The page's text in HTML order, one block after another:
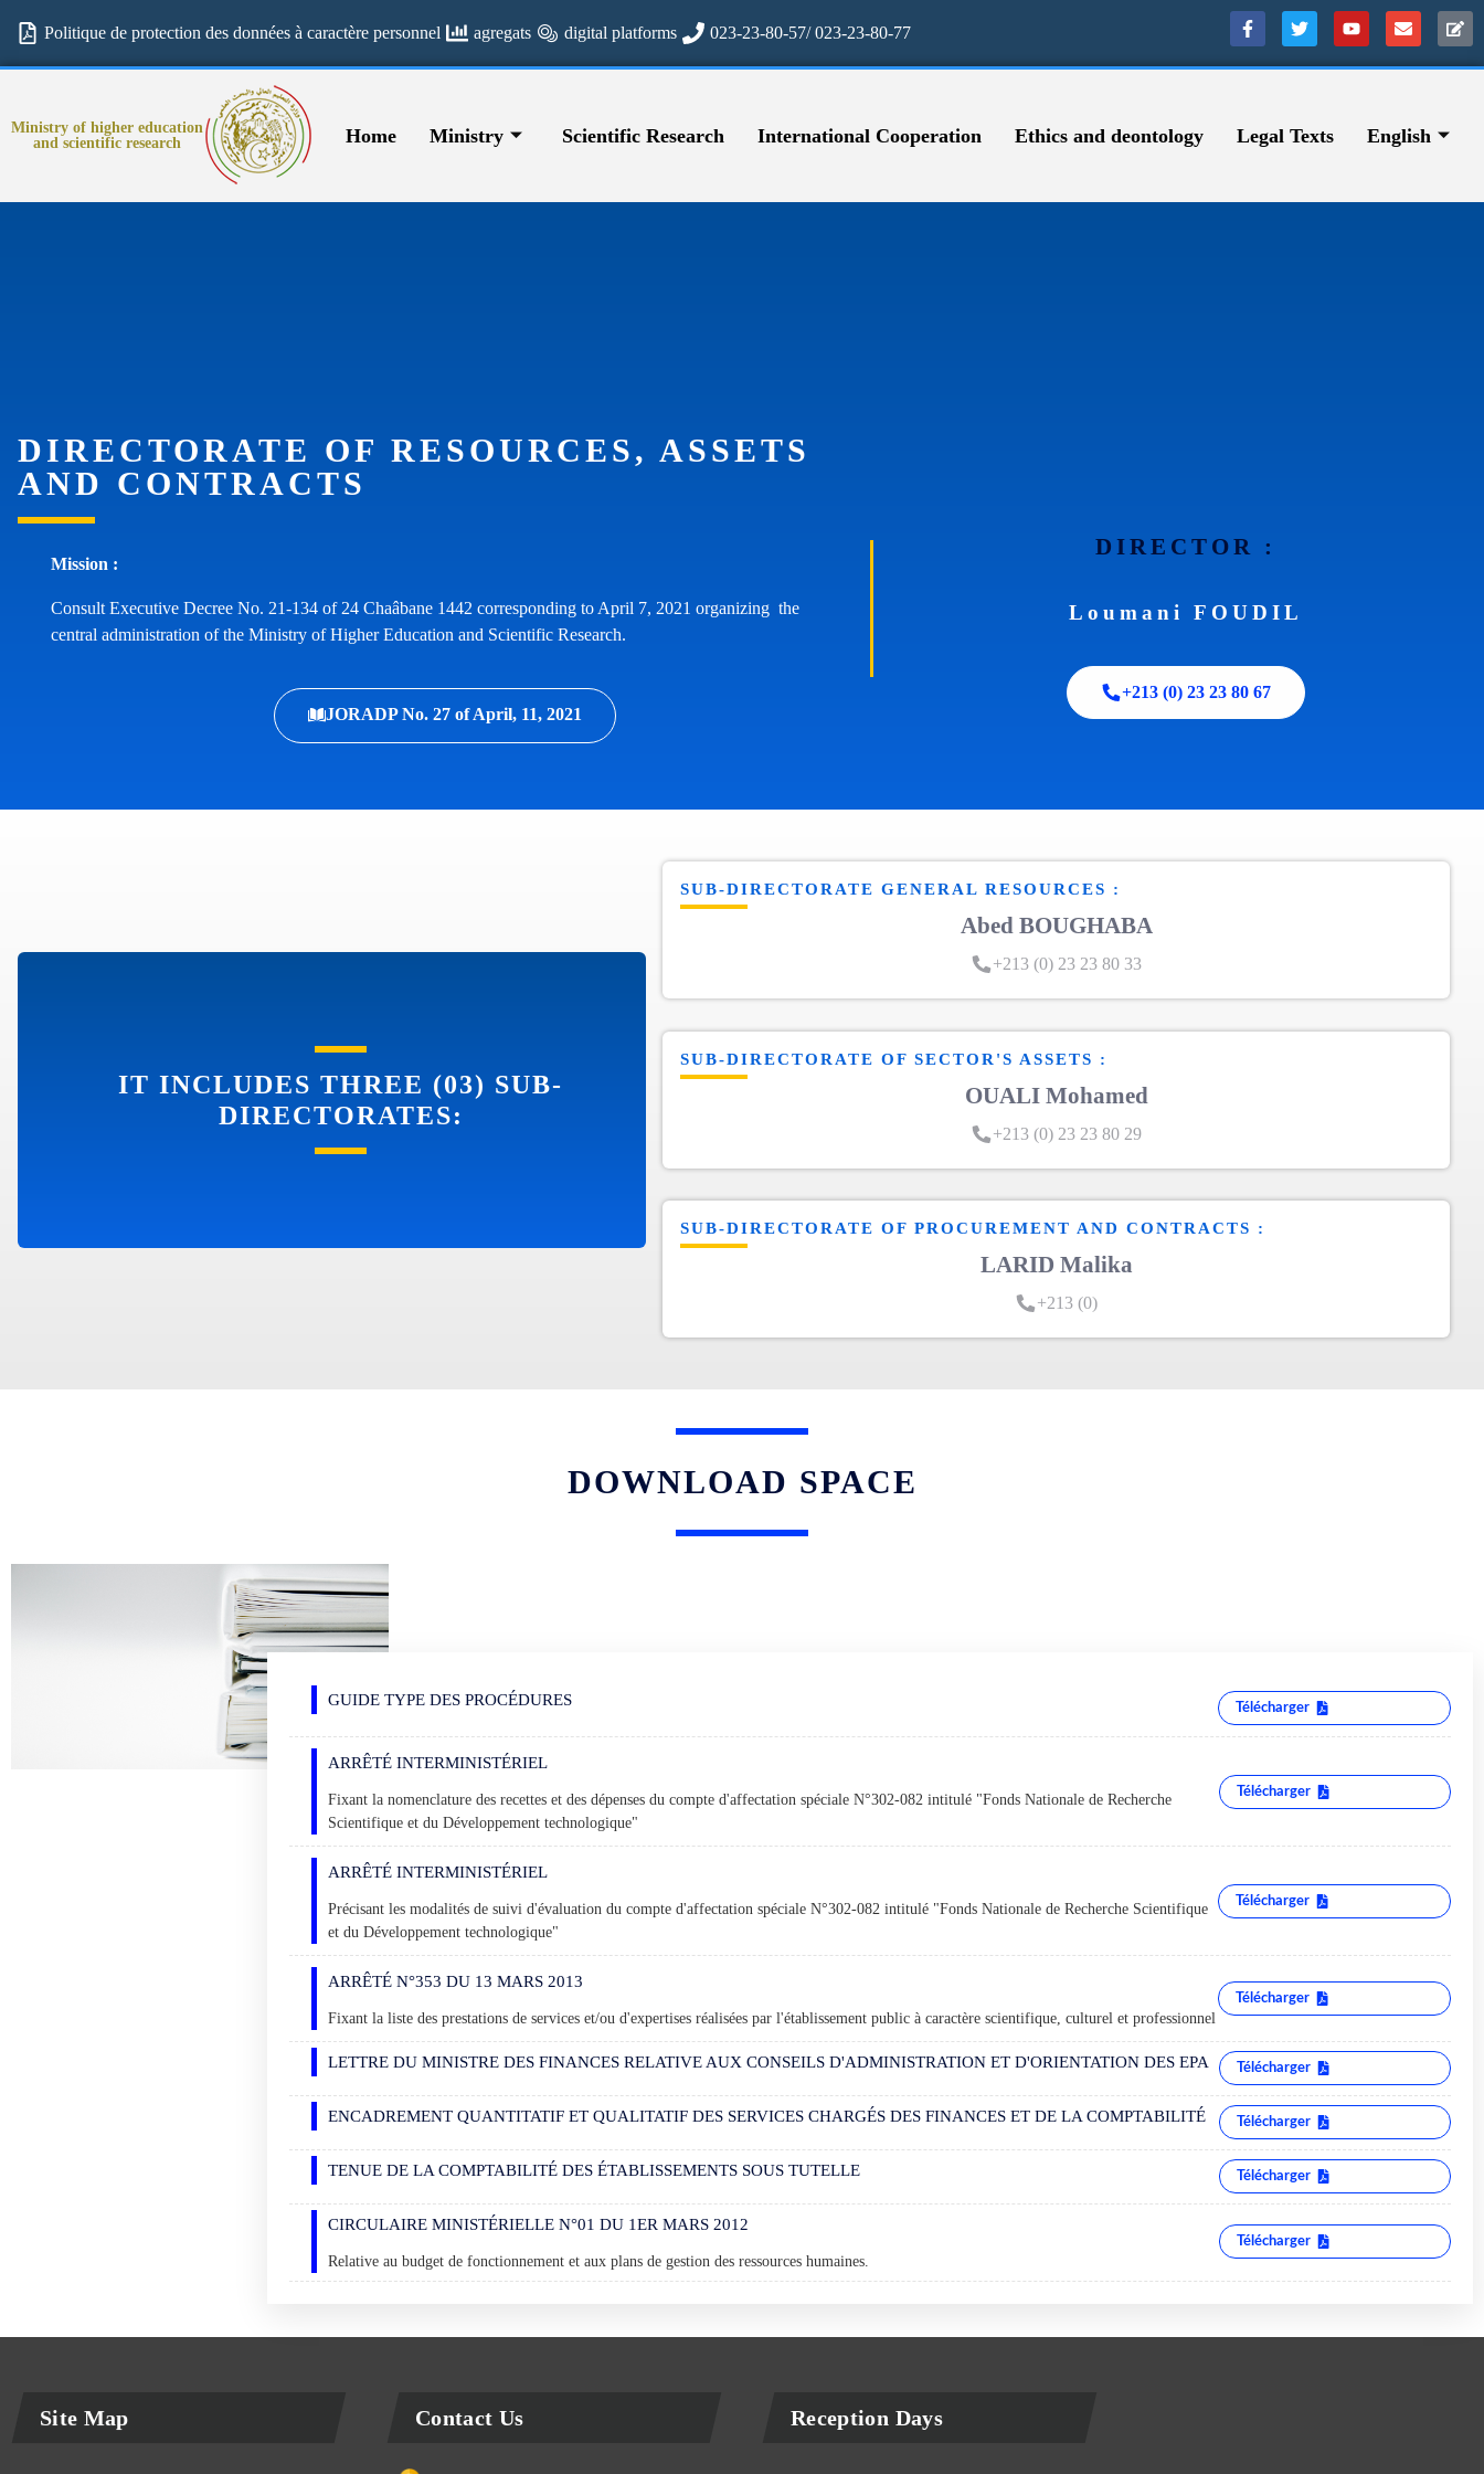
Politique de protection des données à caractère personnel agregats digital platforms 023-23-80-57/ 023-23-80-77
Ministry of higher education
and scientific research
Home Ministry Scientific Research International Cooperation Ethics and deontology Legal Texts English
DIRECTORATE OF RESOURCES, ASSETS
AND CONTRACTS
Mission :
Consult Executive Decree No. 21-134 of 24 Chaâbane 1442 corresponding to April 7, 2021 organizing the
central administration of the Ministry of Higher Education and Scientific Research.
JORADP No. 27 of April, 11, 2021
DIRECTOR :
Loumani FOUDIL
+213 (0) 23 23 80 67
IT INCLUDES THREE (03) SUB-
DIRECTORATES:
SUB-DIRECTORATE GENERAL RESOURCES :
Abed BOUGHABA
+213 (0) 23 23 80 33
SUB-DIRECTORATE OF SECTOR'S ASSETS :
OUALI Mohamed
+213 (0) 23 23 80 29
SUB-DIRECTORATE OF PROCUREMENT AND CONTRACTS :
LARID Malika
+213 (0)
DOWNLOAD SPACE
GUIDE TYPE DES PROCÉDURES Télécharger
ARRÊTÉ INTERMINISTÉRIEL
Fixant la nomenclature des recettes et des dépenses du compte d'affectation spéciale N°302-082 intitulé "Fonds Nationale de Recherche
Scientifique et du Développement technologique"
Télécharger
ARRÊTÉ INTERMINISTÉRIEL
Précisant les modalités de suivi d'évaluation du compte d'affectation spéciale N°302-082 intitulé "Fonds Nationale de Recherche Scientifique
et du Développement technologique"
Télécharger
ARRÊTÉ N°353 DU 13 MARS 2013
Fixant la liste des prestations de services et/ou d'expertises réalisées par l'établissement public à caractère scientifique, culturel et professionnel
Télécharger
LETTRE DU MINISTRE DES FINANCES RELATIVE AUX CONSEILS D'ADMINISTRATION ET D'ORIENTATION DES EPA Télécharger
ENCADREMENT QUANTITATIF ET QUALITATIF DES SERVICES CHARGÉS DES FINANCES ET DE LA COMPTABILITÉ Télécharger
TENUE DE LA COMPTABILITÉ DES ÉTABLISSEMENTS SOUS TUTELLE Télécharger
CIRCULAIRE MINISTÉRIELLE N°01 DU 1ER MARS 2012
Relative au budget de fonctionnement et aux plans de gestion des ressources humaines.
Télécharger
Site Map Contact Us Reception Days